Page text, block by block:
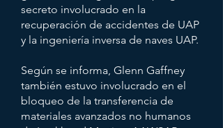
secreto involucrado en la
recuperación de accidentes de UAP
y la ingeniería inversa de naves UAP.
Según se informa, Glenn Gaffney
también estuvo involucrado en el
bloqueo de la transferencia de
materiales avanzados no humanos